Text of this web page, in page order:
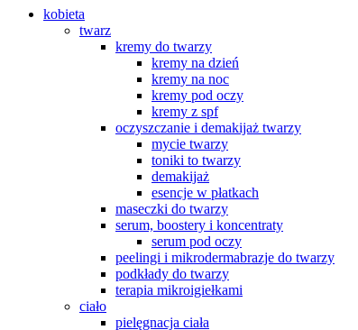
kobieta
twarz
kremy do twarzy
kremy na dzień
kremy na noc
kremy pod oczy
kremy z spf
oczyszczanie i demakijaż twarzy
mycie twarzy
toniki to twarzy
demakijaż
esencje w płatkach
maseczki do twarzy
serum, boostery i koncentraty
serum pod oczy
peelingi i mikrodermabrazje do twarzy
podkłady do twarzy
terapia mikroigiełkami
ciało
pielęgnacja ciała